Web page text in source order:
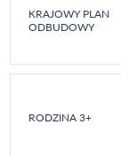
KRAJOWY PLAN
ODBUDOWY
RODZINA 3+